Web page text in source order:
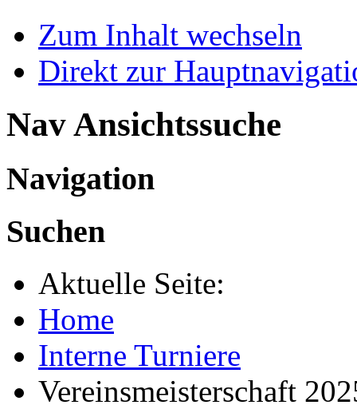
Zum Inhalt wechseln
Direkt zur
Nav Ansichtssuche
Navigation
Suchen
Aktuelle Seite:
Home
Interne Turniere
Vereinsmeisterschaft